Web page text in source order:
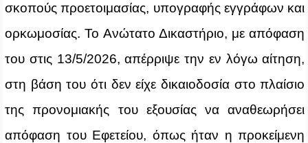
σκοπούς προετοιμασίας, υπογραφής εγγράφων και
ορκωμοσίας. Το Ανώτατο Δικαστήριο, με απόφαση
του στις 13/5/2026, απέρριψε την εν λόγω αίτηση,
στη βάση του ότι δεν είχε δικαιοδοσία στο πλαίσιο
της προνομιακής του εξουσίας να αναθεωρήσει
απόφαση του Εφετείου, όπως ήταν η προκείμενη